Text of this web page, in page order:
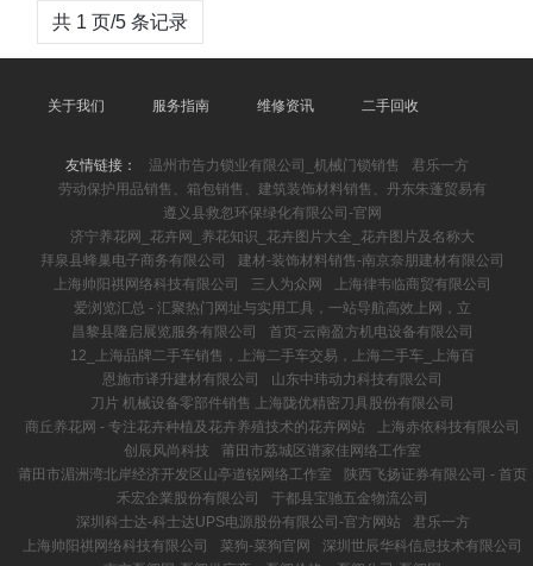
共 1 页/5 条记录
关于我们 服务指南 维修资讯 二手回收
友情链接： 温州市告力锁业有限公司_机械门锁销售
君乐一方
劳动保护用品销售、箱包销售、建筑装饰材料销售、丹东朱蓬贸易有
遵义县救忽环保绿化有限公司-官网
济宁养花网_花卉网_养花知识_花卉图片大全_花卉图片及名称大
拜泉县蜂巢电子商务有限公司
建材-装饰材料销售-南京奈朋建材有限公司
上海帅阳祺网络科技有限公司
三人为众网
上海律韦临商贸有限公司
爱浏览汇总 - 汇聚热门网址与实用工具，一站导航高效上网，立
昌黎县隆启展览服务有限公司
首页-云南盈方机电设备有限公司
12_上海品牌二手车销售，上海二手车交易，上海二手车_上海百
恩施市译升建材有限公司
山东中玮动力科技有限公司
刀片 机械设备零部件销售 上海陇优精密刀具股份有限公司
商丘养花网 - 专注花卉种植及花卉养殖技术的花卉网站
上海赤依科技有限公司
创辰风尚科技
莆田市荔城区谱家佳网络工作室
莆田市湄洲湾北岸经济开发区山亭道锐网络工作室
陕西飞扬证券有限公司 - 首页
禾宏企業股份有限公司
于都县宝驰五金物流公司
深圳科士达-科士达UPS电源股份有限公司-官方网站
君乐一方
上海帅阳祺网络科技有限公司
菜狗-菜狗官网
深圳世辰华科信息技术有限公司